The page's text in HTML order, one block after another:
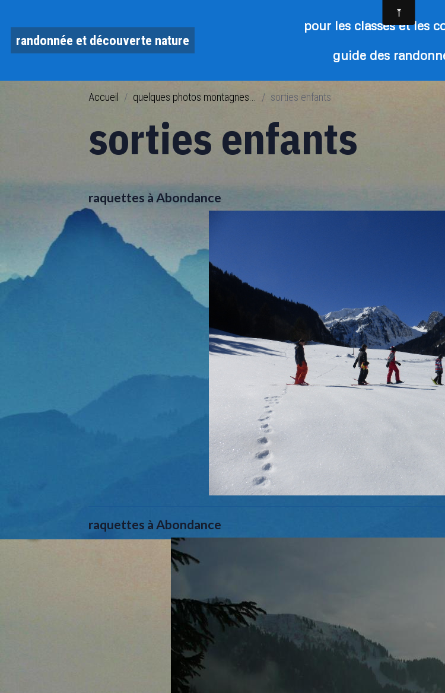
randonnée et découverte nature
pour les classes et les
guide des
Accueil quelques photos montagnes... sorties enfants
sorties enfants
raquettes à Abondance
raquettes à Abondance